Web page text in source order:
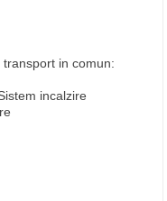
in comun:
incalzire